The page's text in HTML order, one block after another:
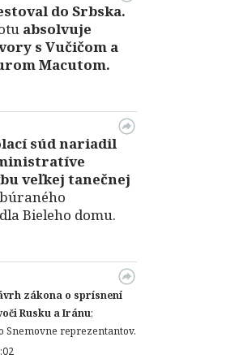
do Srbska.
absolvuje
s Vučičom a
Macutom.
súd nariadil
veľkej tanečnej
Bieleho domu.
zákona o sprísnení
Rusku a Iránu;
Snemovne reprezentantov.